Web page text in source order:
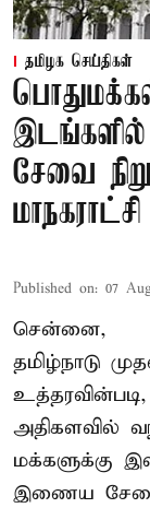
தமிழக செய்திகள்
சேவை
Published on: 07
சென்னை,
தமிழ்நாடு
அதிகளவில்
மக்களுக்கு
இணைய